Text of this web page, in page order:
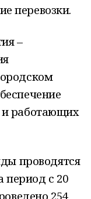
перевозки.
–
и работающих
проводятся
период с 20
254